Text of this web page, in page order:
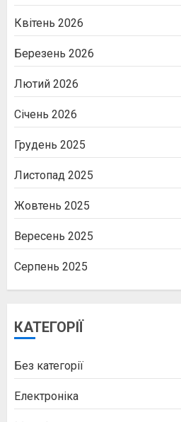
Квітень 2026
Березень 2026
Лютий 2026
Січень 2026
Грудень 2025
Листопад 2025
Жовтень 2025
Вересень 2025
Серпень 2025
КАТЕГОРІЇ
Без категорії
Електроніка